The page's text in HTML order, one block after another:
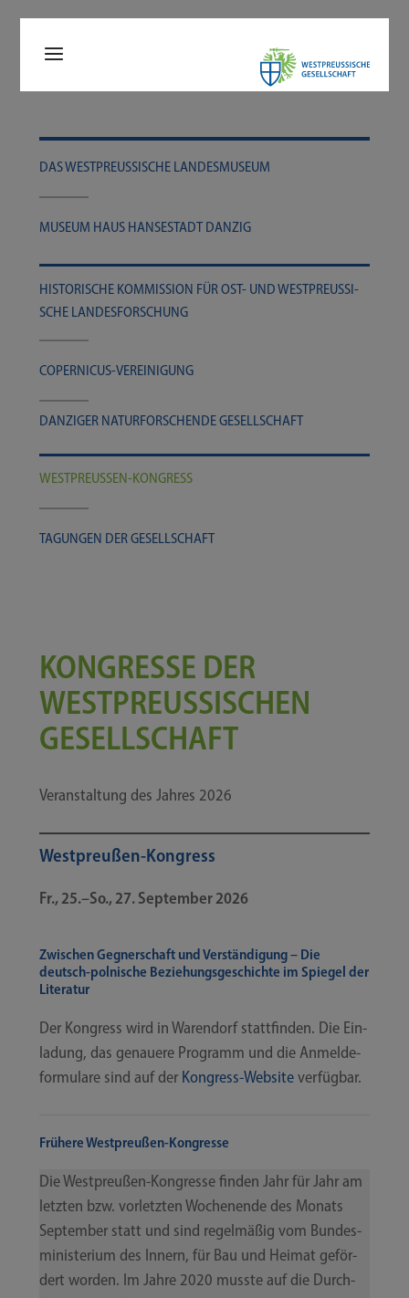
DAS WEST­PREU­SSI­SCHE LANDESMUSEUM
MUSE­UM HAUS HAN­SE­STADT DANZIG
HIS­TO­RI­SCHE KOM­MIS­SI­ON FÜR OST- UND WEST­PREU­SSI­S
CHE LANDESFORSCHUNG
COPERNICUS-​​​VEREINIGUNG
DAN­ZI­GER NATUR­FOR­SCHEN­DE GESELLSCHAFT
WESTPREUSSEN-​​​KONGRESS
TAGUN­GEN DER GESELLSCHAFT
KONGRESSE DER
WESTPREUSSISCHEN G
ESELLSCHAFT
Ver­an­stal­tung des Jah­res 2026
Westpreußen-​​Kongress
Fr., 25.–So., 27. Sep­tem­ber 2026
Zwischen Gegnerschaft und Verständigung – Die
deutsch-​​polnische Beziehungsgeschichte im Spiegel der
Literatur
Der Kon­gress wird in Waren­dorf statt­fin­den. Die Ein­
la­dung, das genaue­re Pro­gramm und die Anmel­de­
for­mu­la­re sind auf der Kongress-​​Websiteverfügbar.
Frühere Westpreußen-​​Kongresse
Die Westpreußen-​​Kongresse fin­den Jahr für Jahr am
letz­ten bzw. vor­letz­ten Wochen­en­de des Monats
Sep­tem­ber statt und sind regel­mä­ßig vom Bun­des­
mi­nis­te­ri­um des Innern, für Bau und Hei­mat geför­
dert wor­den. Im Jah­re 2020 muss­te auf die Durch­